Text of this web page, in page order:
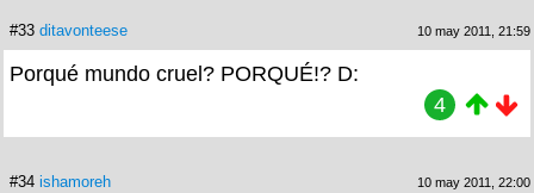
#33 ditavonteese 10 may 2011, 21:59
Porqué mundo cruel? PORQUÉ!? D:
4
#34 ishamoreh 10 may 2011, 22:00